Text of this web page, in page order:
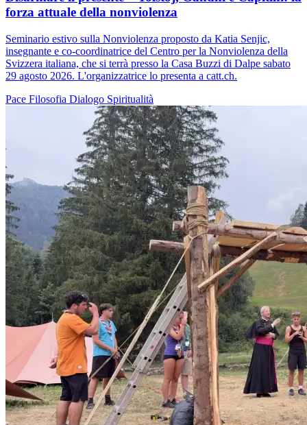
forza attuale della nonviolenza
Seminario estivo sulla Nonviolenza proposto da Katia Senjic,
insegnante e co-coordinatrice del Centro per la Nonviolenza della
Svizzera italiana, che si terrà presso la Casa Buzzi di Dalpe sabato
29 agosto 2026. L'organizzatrice lo presenta a catt.ch.
Pace Filosofia Dialogo Spiritualità